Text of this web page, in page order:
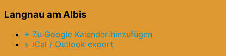
Langnau am Albis
+ Zu Google Kalender hinzufügen
+ iCal / Outlook export